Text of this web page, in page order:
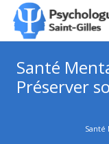
Santé
Préserver